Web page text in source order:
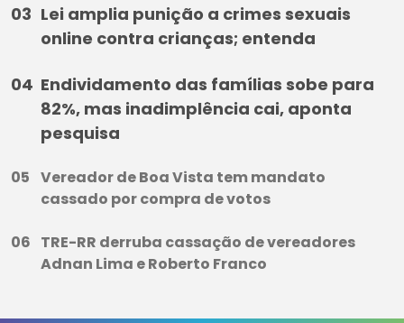
Lei amplia punição a crimes sexuais
online contra crianças; entenda
Endividamento das famílias sobe para
82%, mas inadimplência cai, aponta
pesquisa
Vereador de Boa Vista tem mandato
cassado por compra de votos
TRE-RR derruba cassação de vereadores
Adnan Lima e Roberto Franco